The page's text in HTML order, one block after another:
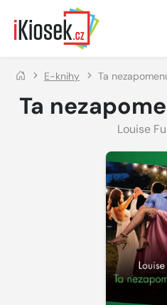
Přejít na hlavní obsah
E-knihy Ta
Ta
Louise